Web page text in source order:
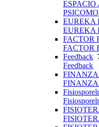
ESPACIO
EUREKA
EUREKA
FACTOR
FACTOR
Feedback
Feedback